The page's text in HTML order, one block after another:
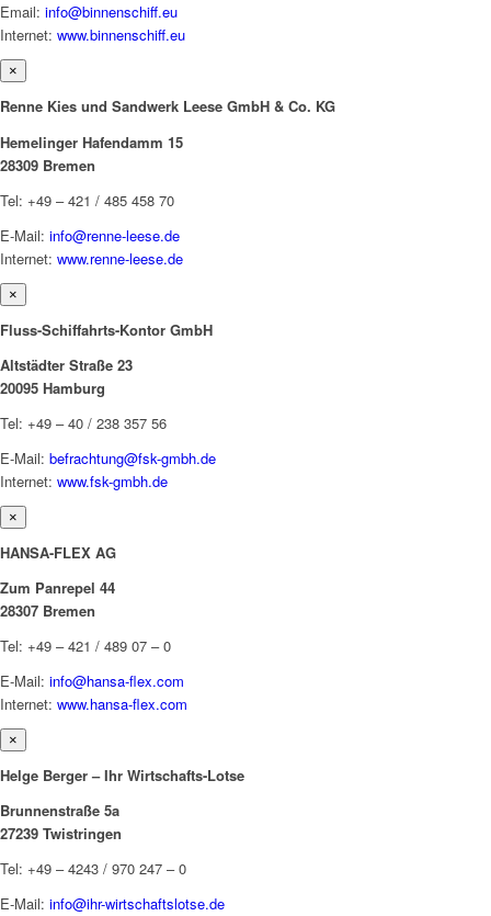
Email: info@binnenschiff.eu
Internet: www.binnenschiff.eu
×
Renne Kies und Sandwerk Leese GmbH & Co. KG
Hemelinger Hafendamm 15
28309 Bremen
Tel: +49 – 421 / 485 458 70
E-Mail: info@renne-leese.de
Internet: www.renne-leese.de
×
Fluss-Schiffahrts-Kontor GmbH
Altstädter Straße 23
20095 Hamburg
Tel: +49 – 40 / 238 357 56
E-Mail: befrachtung@fsk-gmbh.de
Internet: www.fsk-gmbh.de
×
HANSA-FLEX AG
Zum Panrepel 44
28307 Bremen
Tel: +49 – 421 / 489 07 – 0
E-Mail: info@hansa-flex.com
Internet: www.hansa-flex.com
×
Helge Berger – Ihr Wirtschafts-Lotse
Brunnenstraße 5a
27239 Twistringen
Tel: +49 – 4243 / 970 247 – 0
E-Mail: info@ihr-wirtschaftslotse.de